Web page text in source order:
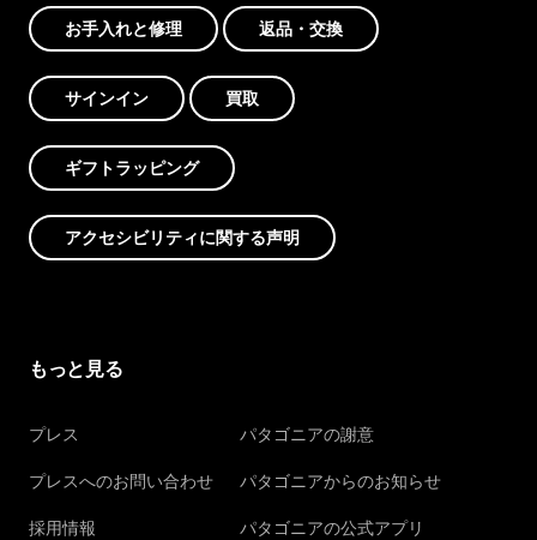
お手入れと修理 返品・交換
サインイン 買取
ギフトラッピング
アクセシビリティに関する声明
もっと見る
プレス
プレスへのお問い合わせ
採用情報
パタゴニアの謝意
パタゴニアからのお知らせ
パタゴニアの公式アプリ